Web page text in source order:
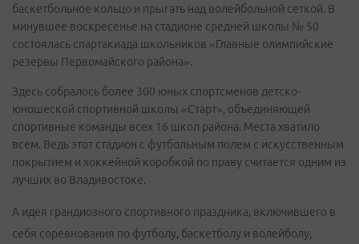
баскетбольное кольцо и прыгать над волейбольной сеткой. В
минувшее воскресенье на стадионе средней школы № 50
состоялась спартакиада школьников «Главные олимпийские
резервы Первомайского района».
Здесь собралось более 300 юных спортсменов детско-
юношеской спортивной школы «Старт», объединяющей
спортивные команды всех 16 школ района. Места хватило
всем. Ведь этот стадион с футбольным полем с искусственным
покрытием и хоккейной коробкой по праву считается одним из
лучших во Владивостоке.
А идея грандиозного спортивного праздника, включившего в
себя соревнования по футболу, баскетболу и волейболу,